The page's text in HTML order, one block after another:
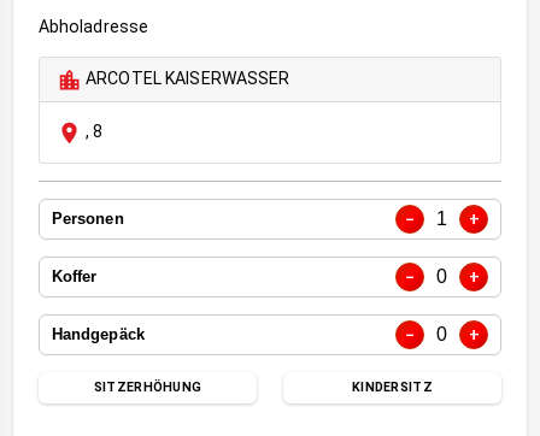
Abholadresse
ARCOTEL KAISERWASSER
,8
Personen − 1 +
Koffer − 0 +
Handgepäck − 0 +
SITZERHÖHUNG KINDERSITZ